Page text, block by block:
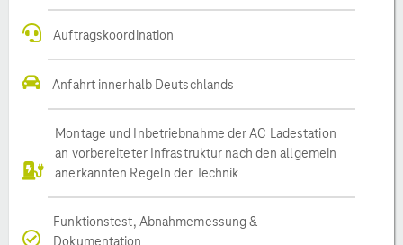
Auftragskoordination
Anfahrt innerhalb Deutschlands
Montage und Inbetriebnahme der AC Ladestation
an vorbereiteter Infrastruktur nach den allgemein
anerkannten Regeln der Technik
Funktionstest, Abnahmemessung &
Dokumentation